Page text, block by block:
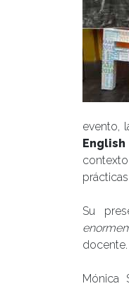
evento,
Su
docente.
Mónica